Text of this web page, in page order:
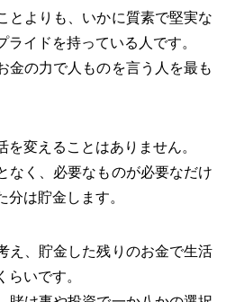
とよりも、いかに質素で堅実な
イドを持っている人です。
金の力で人ものを言う人を最も
変えることはありません。
なく、必要なものが必要なだけ
は貯金します。
え、貯金した残りのお金で生活
らいです。